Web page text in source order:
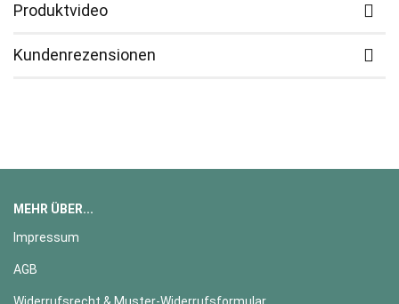
Produktvideo
Kundenrezensionen
MEHR ÜBER...
Impressum
AGB